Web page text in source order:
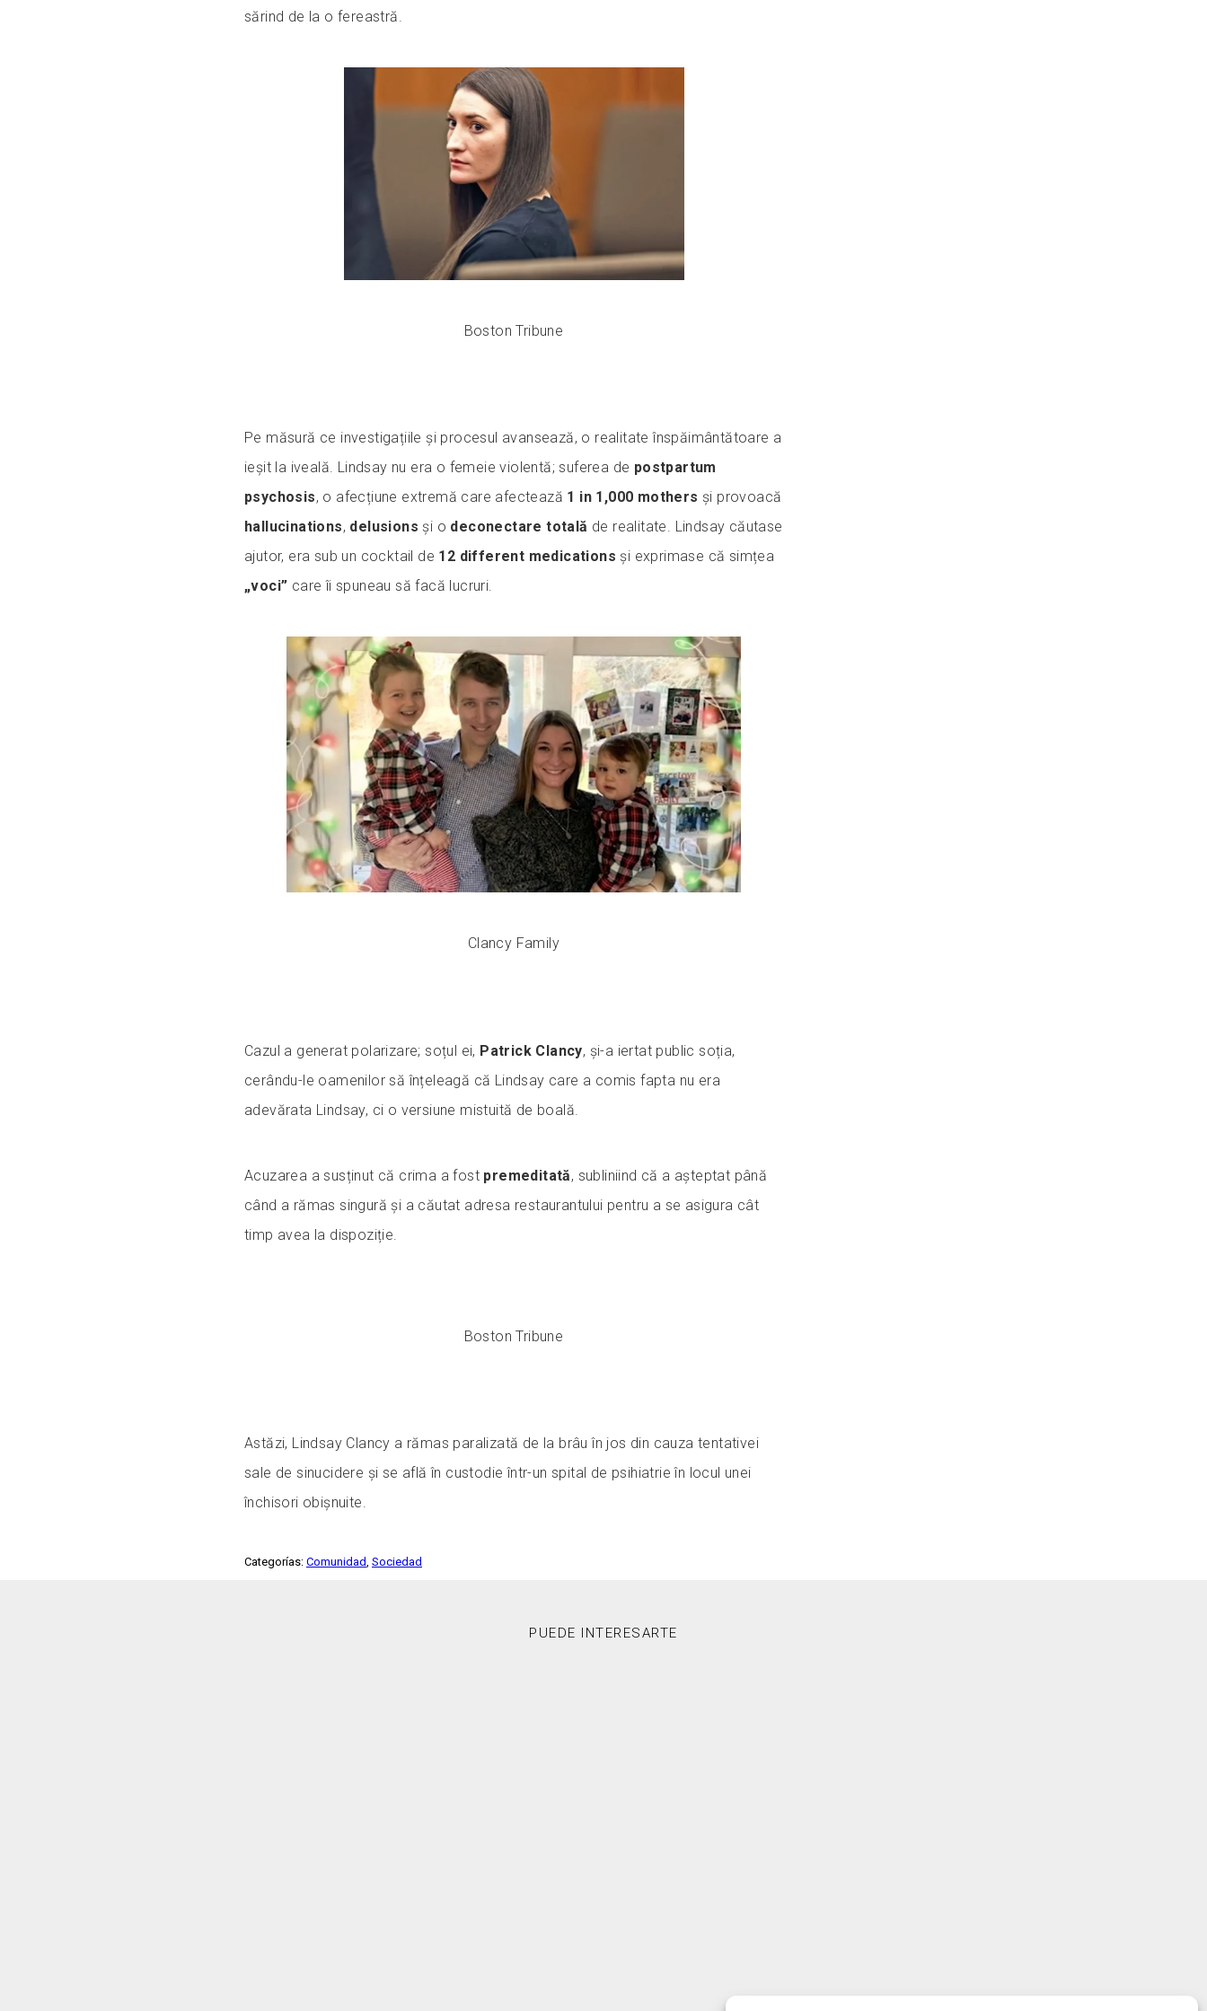
sărind de la o fereastră.
Boston Tribune
Pe măsură ce investigațiile și procesul avansează, o realitate înspăimântătoare a
ieșit la iveală. Lindsay nu era o femeie violentă; suferea de postpartum
psychosis, o afecțiune extremă care afectează 1 in 1,000 mothers și provoacă
hallucinations, delusions și o deconectare totală de realitate. Lindsay căutase
ajutor, era sub un cocktail de 12 different medications și exprimase că simțea
„voci” care îi spuneau să facă lucruri.
Clancy Family
Cazul a generat polarizare; soțul ei, Patrick Clancy, și-a iertat public soția,
cerându-le oamenilor să înțeleagă că Lindsay care a comis fapta nu era
adevărata Lindsay, ci o versiune mistuită de boală.
Acuzarea a susținut că crima a fost premeditată, subliniind că a așteptat până
când a rămas singură și a căutat adresa restaurantului pentru a se asigura cât
timp avea la dispoziție.
Boston Tribune
Astăzi, Lindsay Clancy a rămas paralizată de la brâu în jos din cauza tentativei
sale de sinucidere și se află în custodie într-un spital de psihiatrie în locul unei
închisori obișnuite.
Categorías: Comunidad, Sociedad
PUEDE INTERESARTE